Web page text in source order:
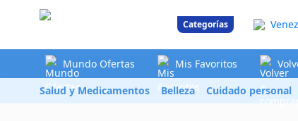
Categorías
Mundo Ofertas Mis Favoritos
Salud y Medicamentos Belleza Cuidado personal